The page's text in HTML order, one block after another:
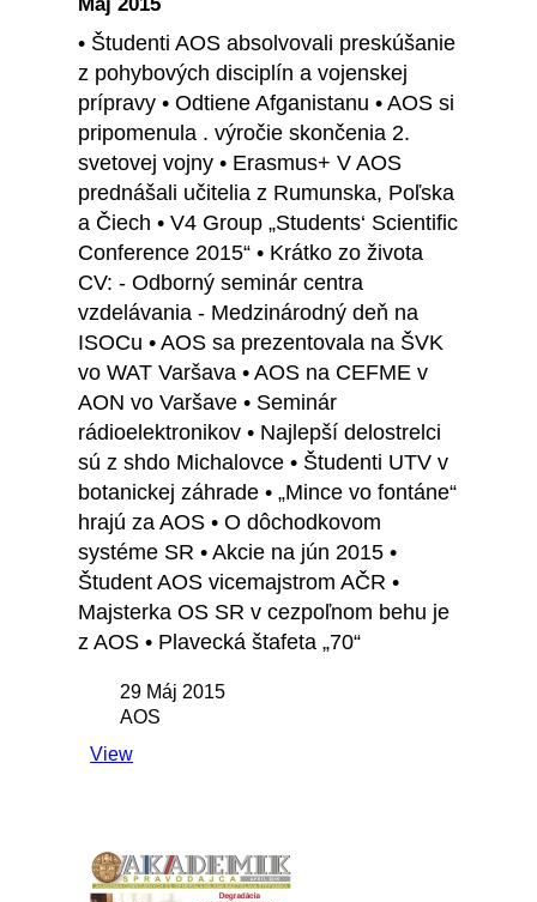
• Študenti AOS absolvovali preskúšanie
z pohybových disciplín a vojenskej
prípravy • Odtiene Afganistanu • AOS si
pripomenula . výročie skončenia 2.
svetovej vojny • Erasmus+ V AOS
prednášali učitelia z Rumunska, Poľska
a Čiech • V4 Group „Students‘ Scientific
Conference 2015“ • Krátko zo života
CV: - Odborný seminár centra
vzdelávania - Medzinárodný deň na
ISOCu • AOS sa prezentovala na ŠVK
vo WAT Varšava • AOS na CEFME v
AON vo Varšave • Seminár
rádioelektronikov • Najlepší delostrelci
sú z shdo Michalovce • Študenti UTV v
botanickej záhrade • „Mince vo fontáne“
hrajú za AOS • O dôchodkovom
systéme SR • Akcie na jún 2015 •
Študent AOS vicemajstrom AČR •
Majsterka OS SR v cezpoľnom behu je
z AOS • Plavecká štafeta „70“
29 Máj 2015
AOS
View